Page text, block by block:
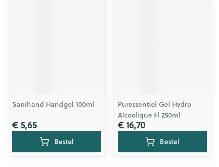
Sanihand Handgel 100ml
€ 5,65
Bestel
Puressentiel Gel Hydro
Alcoolique Fl 250ml
€ 16,70
Bestel